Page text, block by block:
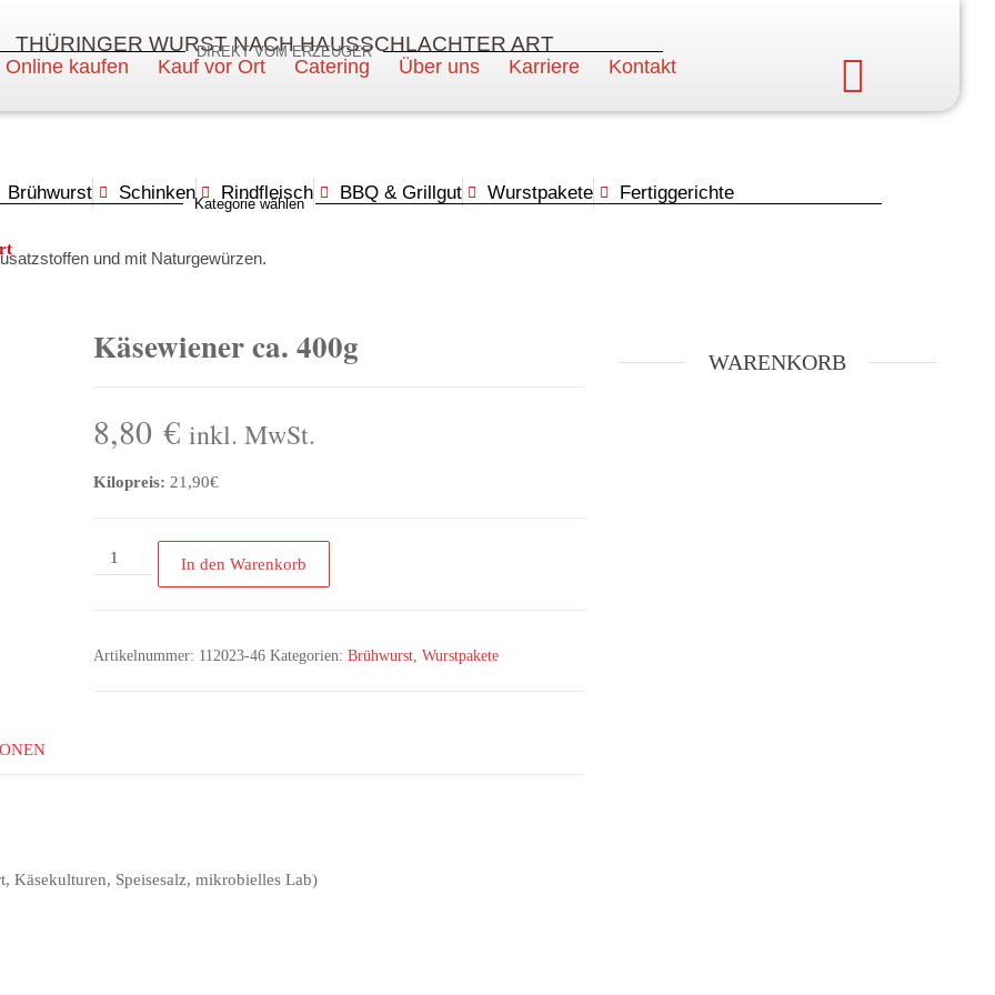
THÜRINGER WURST NACH HAUSSCHLACHTER ART
DIREKT VOM ERZEUGER
Online kaufen Kauf vor Ort Catering Über uns Karriere Kontakt
Brühwurst Schinken Rindfleisch BBQ & Grillgut Wurstpakete Fertiggerichte
Kategorie wählen
und mit Naturgewürzen.
Käsewiener ca. 400g
8,80 € inkl. MwSt.
Kilopreis: 21,90€
In den Warenkorb
Artikelnummer: 112023-46 Kategorien: Brühwurst, Wurstpakete
Käsekulturen, Speisesalz, mikrobielles Lab)
WARENKORB